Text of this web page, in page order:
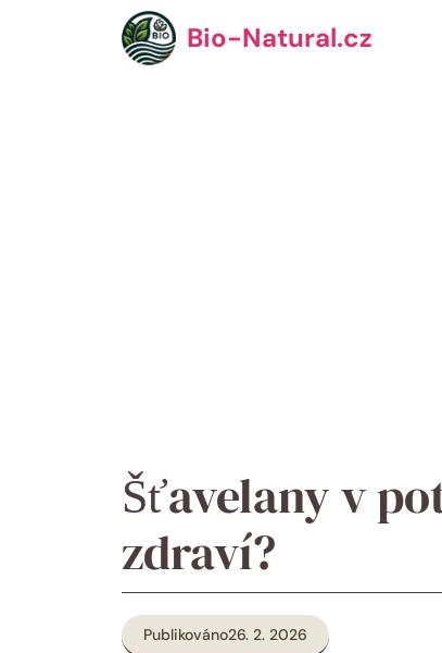
Bio-Natural.cz
Šťavelany v
zdraví?
Publikováno26. 2. 2026